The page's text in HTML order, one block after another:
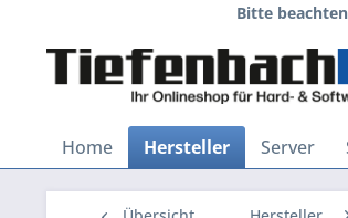
Bitte
Home Hersteller Server